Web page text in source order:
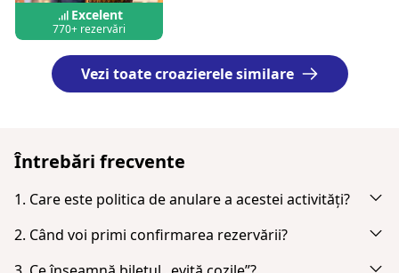
Excelent
770+ rezervări
Vezi toate croazierele similare
Întrebări frecvente
1. Care este politica de anulare a acestei activități?
Anulați până la 24 ore în avans pentru o rambursare
2. Când voi primi confirmarea rezervării?
Vei primi o notificare prin e-mail imediat după plata